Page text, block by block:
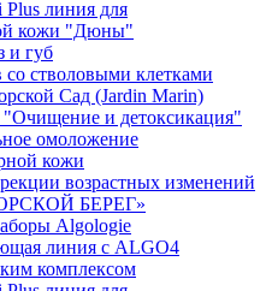
Plus линия для
кожи "Дюны"
и губ
со стволовыми клетками
Сад (Jardin Marin)
"Очищение и детоксикация"
омоложение
кожи
возрастных изменений
БЕРЕГ»
Algologie
линия с ALGO4
комплексом